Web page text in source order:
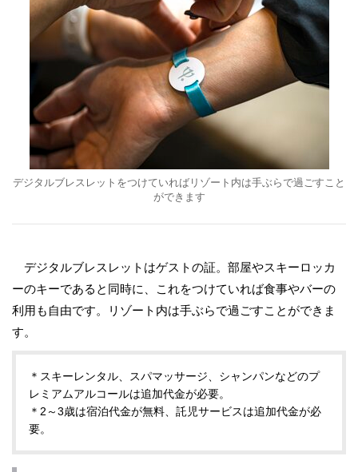
デジタルブレスレットをつけていればリゾート内は手ぶらで過ごすこと
ができます
デジタルブレスレットはゲストの証。部屋やスキーロッカ
ーのキーであると同時に、これをつけていれば食事やバーの
利用も自由です。リゾート内は手ぶらで過ごすことができま
す。
＊スキーレンタル、スパマッサージ、シャンパンなどのプ
レミアムアルコールは追加代金が必要。
＊2～3歳は宿泊代金が無料、託児サービスは追加代金が必
要。